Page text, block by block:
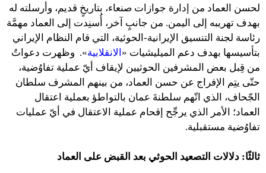
لحسن العماد من إدارة جوازات صنعاء، بتاريخٍ قديم، وأرسلته له
بهدف تهريبه إلى اليمن. من جانبٍ آخر، أُسنِدت إلى العماد مهمَّة
رئاسة لجنة التنسيق الإيرانية-الحوثية، التي قام النظام الإيراني
بتأسيسها بهدف دعم الميليشيات « الانقلابية». وظهرت دعواتٌ
من قِبل بعض المشرفين الحوثيين لإيقاف أيّ عملية تفاوُضية،
حتّى يتِم الإفراج عن حسن العماد، من بينهم المشرف سلطان
الجّحاف، الذي اتّهم سلطنةَ عمان بالتواطؤ بعملية اعتقال
العماد؛ الأمر الذي يرجِّح إقحام عملية الاعتقال في أيّ عمليات
تفاوُضية مستقبلية.
ثالثًا: دلالات التصعيد الحوثي بعد القبض على العماد